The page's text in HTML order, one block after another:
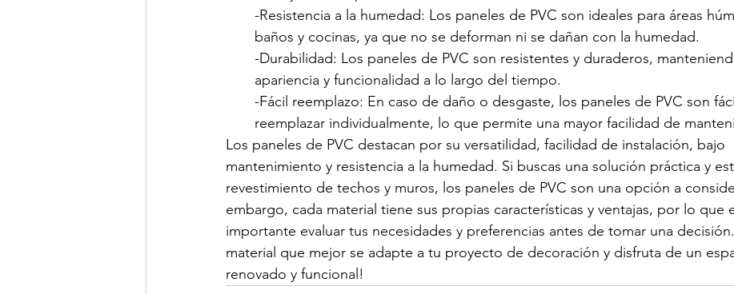
-Resistencia a la humedad: Los paneles de PVC son ideales para áreas
baños y cocinas, ya que no se deforman ni se dañan con la humedad.
-Durabilidad: Los paneles de PVC son resistentes y duraderos,
apariencia y funcionalidad a lo largo del tiempo.
-Fácil reemplazo: En caso de daño o desgaste, los paneles de PVC son
reemplazar individualmente, lo que permite una mayor facilidad de
Los paneles de PVC destacan por su versatilidad, facilidad de instalación, bajo
mantenimiento y resistencia a la humedad. Si buscas una solución práctica y
revestimiento de techos y muros, los paneles de PVC son una opción a
embargo, cada material tiene sus propias características y ventajas, por lo que
importante evaluar tus necesidades y preferencias antes de tomar una decisión.
material que mejor se adapte a tu proyecto de decoración y disfruta de un
renovado y funcional!